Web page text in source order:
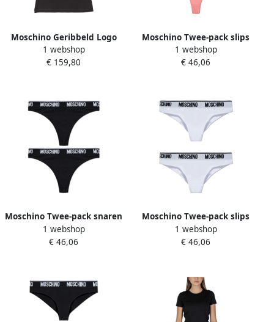
Moschino Geribbeld Logo
Hemd Zwart Black Dames
1 webshop
€ 159,80
Moschino Twee-pack slips
Pink Dames
1 webshop
€ 46,06
Moschino Twee-pack snaren
Black Dames
1 webshop
€ 46,06
Moschino Twee-pack slips
White Dames
1 webshop
€ 46,06